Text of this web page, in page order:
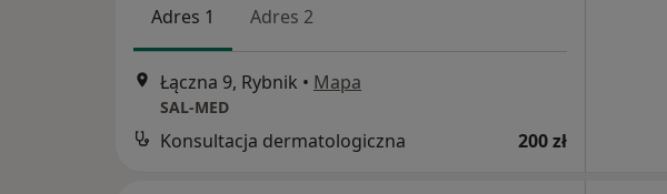
Adres 1 Adres 2
Łączna 9, Rybnik • Mapa
SAL-MED
Konsultacja dermatologiczna 200 zł